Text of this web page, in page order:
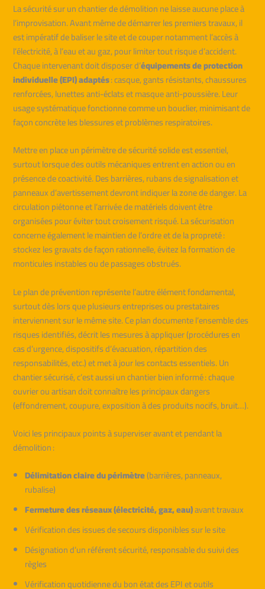
La sécurité sur un chantier de démolition ne laisse aucune place à
l’improvisation. Avant même de démarrer les premiers travaux, il
est impératif de baliser le site et de couper notamment l’accès à
l’électricité, à l’eau et au gaz, pour limiter tout risque d’accident.
Chaque intervenant doit disposer d’équipements de protection
individuelle (EPI) adaptés: casque, gants résistants, chaussures
renforcées, lunettes anti-éclats et masque anti-poussière. Leur
usage systématique fonctionne comme un bouclier, minimisant de
façon concrète les blessures et problèmes respiratoires.
Mettre en place un périmètre de sécurité solide est essentiel,
surtout lorsque des outils mécaniques entrent en action ou en
présence de coactivité. Des barrières, rubans de signalisation et
panneaux d’avertissement devront indiquer la zone de danger. La
circulation piétonne et l’arrivée de matériels doivent être
organisées pour éviter tout croisement risqué. La sécurisation
concerne également le maintien de l’ordre et de la propreté :
stockez les gravats de façon rationnelle, évitez la formation de
monticules instables ou de passages obstrués.
Le plan de prévention représente l’autre élément fondamental,
surtout dès lors que plusieurs entreprises ou prestataires
interviennent sur le même site. Ce plan documente l’ensemble des
risques identifiés, décrit les mesures à appliquer (procédures en
cas d’urgence, dispositifs d’évacuation, répartition des
responsabilités, etc.) et met à jour les contacts essentiels. Un
chantier sécurisé, c’est aussi un chantier bien informé : chaque
ouvrier ou artisan doit connaître les principaux dangers
(effondrement, coupure, exposition à des produits nocifs, bruit…).
Voici les principaux points à superviser avant et pendant la
démolition :
Délimitation claire du périmètre(barrières, panneaux,
rubalise)
Fermeture des réseaux (électricité, gaz, eau)avant travaux
Vérification des issues de secours disponibles sur le site
Désignation d’un référent sécurité, responsable du suivi des
règles
Vérification quotidienne du bon état des EPI et outils